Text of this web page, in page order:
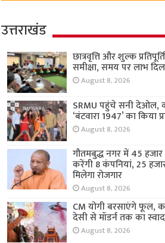
उत्तराखंड
छात्रवृत्ति और शुल्क
समीक्षा, समय पर लाभ
August 8, 2026
SRMU पहुंचे सनी देओल,
‘बंटवारा 1947’ का किया
August 8, 2026
गौतमबुद्ध नगर में 45
करेंगी 8 कंपनियां, 25
मिलेगा रोजगार
August 8, 2026
CM योगी बरसाएंगे फूल,
देसी से मॉडर्न तक का
August 8, 2026